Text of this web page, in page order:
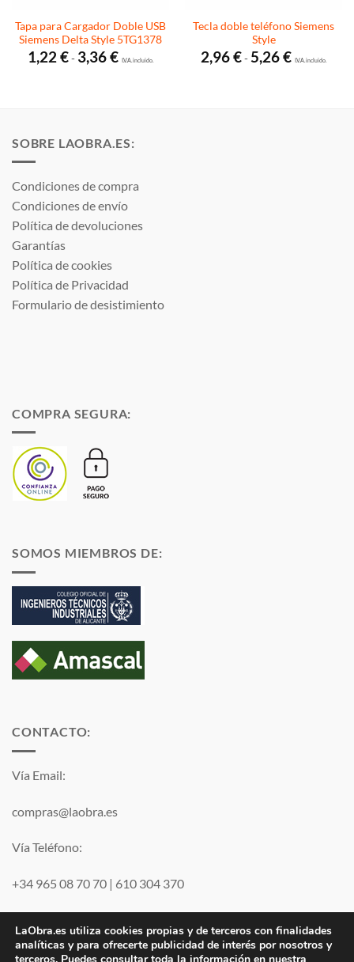
Tapa para Cargador Doble USB
Siemens Delta Style 5TG1378
1,22 €- 3,36€Rango
de
I.V.A. incluido.
Tecla doble teléfono Siemens
Style
2,96€- 5,26€Rango
de
I.V.A. incluido.
SOBRE LAOBRA.ES:
Condiciones de compra
Condiciones de envío
Política de devoluciones
Garantías
Política de cookies
Política de Privacidad
Formulario de desistimiento
COMPRA SEGURA:
SOMOS MIEMBROS DE:
CONTACTO:
Vía Email:
compras@laobra.es
Vía Teléfono:
+34 965 08 70 70 | 610 304 370
LaObra.es utiliza cookies propias y de terceros con finalidades
analíticas y para ofrecerte publicidad de interés por nosotros y